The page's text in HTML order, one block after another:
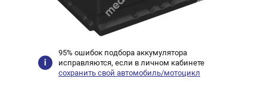
95% ошибок подбора аккумулятора
исправляются, если в личном кабинете
сохранить свой автомобиль/мотоцикл